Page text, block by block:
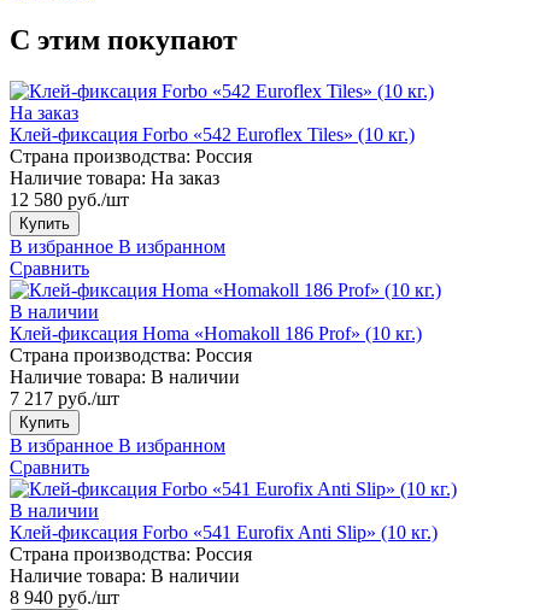
С этим покупают
На заказ
Клей-фиксация Forbo «542 Euroflex Tiles» (10 кг.)
Страна производства: Россия
Наличие товара: На заказ
12 580 руб./шт
Купить
В избранное В избранном
Сравнить
В наличии
Клей-фиксация Homa «Homakoll 186 Prof» (10 кг.)
Страна производства: Россия
Наличие товара: В наличии
7 217 руб./шт
Купить
В избранное В избранном
Сравнить
В наличии
Клей-фиксация Forbo «541 Eurofix Anti Slip» (10 кг.)
Страна производства: Россия
Наличие товара: В наличии
8 940 руб./шт